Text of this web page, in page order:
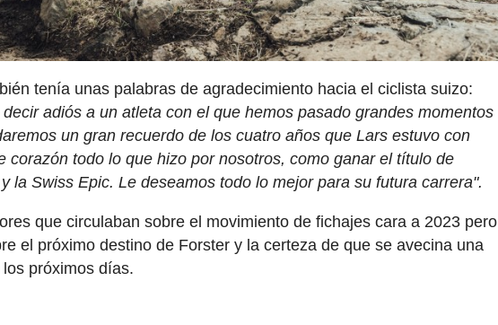
tenía unas palabras de agradecimiento hacia el ciclista suizo:
adiós a un atleta con el que hemos pasado grandes momentos
un gran recuerdo de los cuatro años que Lars estuvo con
corazón todo lo que hizo por nosotros, como ganar el título de
la Swiss Epic. Le deseamos todo lo mejor para su futura carrera".
que circulaban sobre el movimiento de fichajes cara a 2023 pero
el próximo destino de Forster y la certeza de que se avecina una
próximos días.